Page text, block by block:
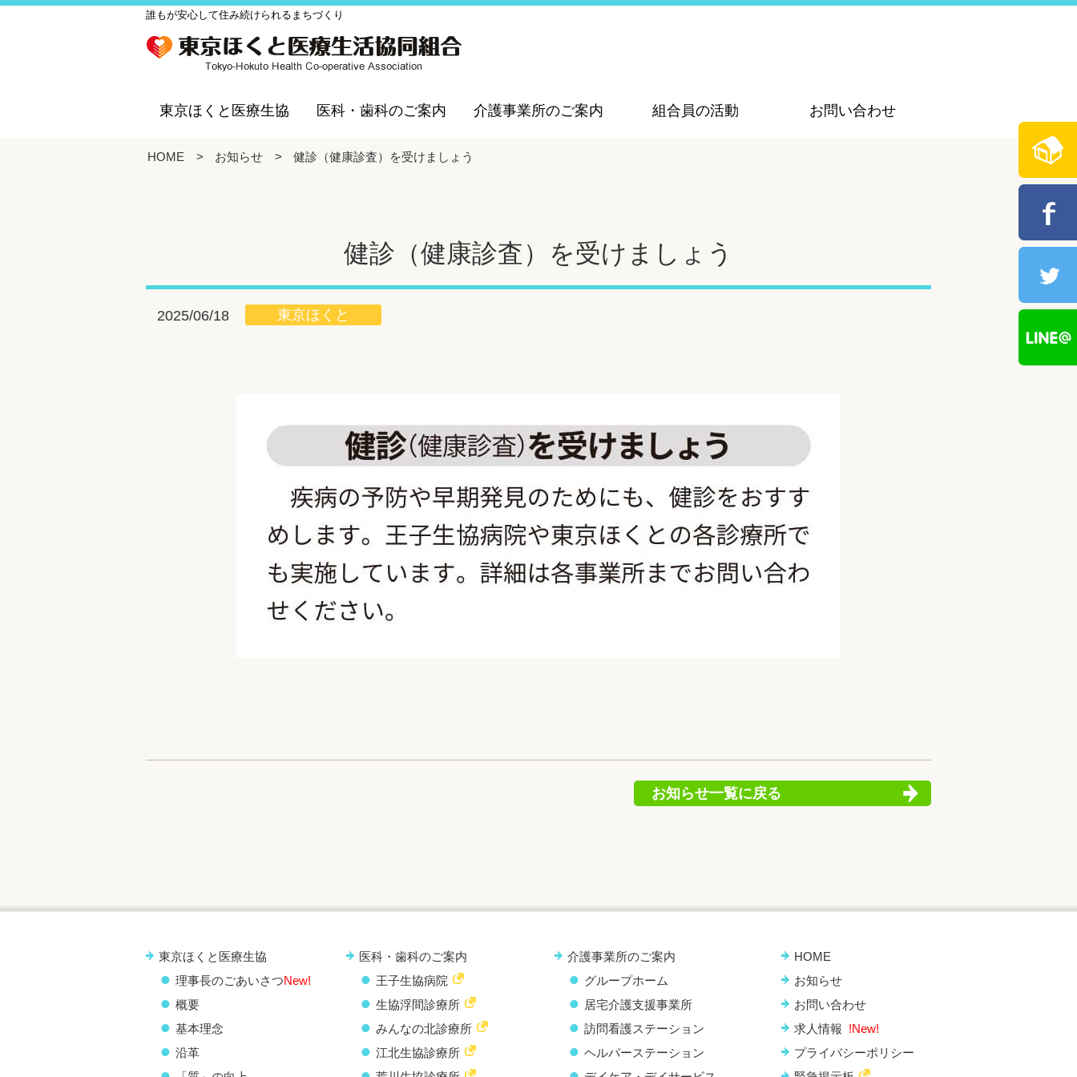
誰もが安心して住み続けられるまちづくり
東京ほくと医療生協 医科・歯科のご案内 介護事業所のご案内 組合員の活動 お問い合わせ
HOME > お知らせ > 健診（健康診査）を受けましょう
健診（健康診査）を受けましょう
2025/06/18 東京ほくと
お知らせ一覧に戻る
東京ほくと医療生協
理事長のごあいさつNew!
概要
基本理念
沿革
医科・歯科のご案内
王子生協病院
生協浮間診療所
みんなの北診療所
江北生協診療所
介護事業所のご案内
グループホーム
居宅介護支援事業所
訪問看護ステーション
ヘルパーステーション
HOME
お知らせ
お問い合わせ
求人情報 !New!
プライバシーポリシー